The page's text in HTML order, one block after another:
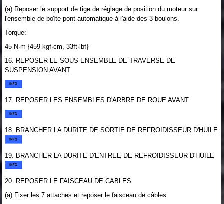
(a) Reposer le support de tige de réglage de position du moteur sur
l'ensemble de boîte-pont automatique à l'aide des 3 boulons.
Torque:
45 N·m {459 kgf·cm, 33ft·lbf}
16. REPOSER LE SOUS-ENSEMBLE DE TRAVERSE DE
SUSPENSION AVANT
17. REPOSER LES ENSEMBLES D'ARBRE DE ROUE AVANT
18. BRANCHER LA DURITE DE SORTIE DE REFROIDISSEUR D'HUILE
19. BRANCHER LA DURITE D'ENTREE DE REFROIDISSEUR D'HUILE
20. REPOSER LE FAISCEAU DE CABLES
(a) Fixer les 7 attaches et reposer le faisceau de câbles.